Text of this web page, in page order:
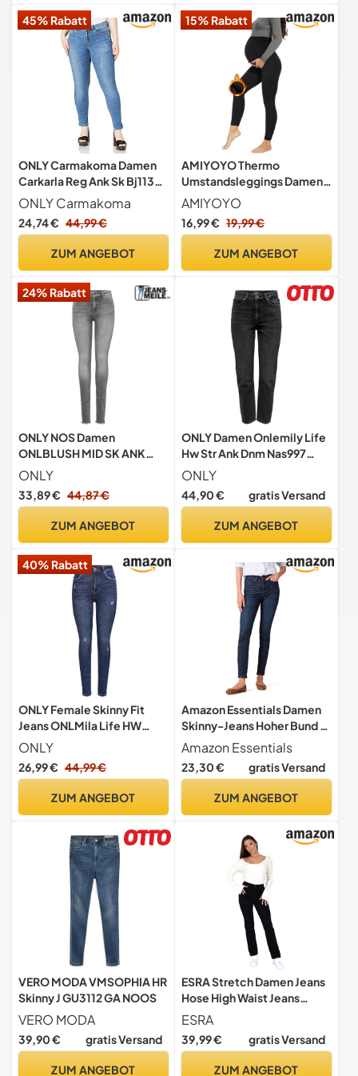
45% Rabatt
ONLY Carmakoma Damen
Carkarla Reg Ank Sk Bj11336
Noos Jeans, Medium Blue
Denim, 50 Große Größen EU
ONLY Carmakoma
24,74 € 44,99 €
ZUM ANGEBOT
15% Rabatt
AMIYOYO Thermo
Umstandsleggings Damen
Schwangerschaftsleggings
Schwarz
AMIYOYO
16,99 € 19,99 €
ZUM ANGEBOT
24% Rabatt
ONLY NOS Damen
ONLBLUSH MID SK ANK
RAW JNS REA0918 NOOS
Skinny Jeans, per Pack Grau
(Grey Denim Grey Denim),
M)
ONLY
33,89 € 44,87 €
ZUM ANGEBOT
ONLY Damen Onlemily Life
Hw Str Ank Dnm Nas997
Noos Jeans, Black Denim,
27W / 32L EU
ONLY
44,90 € gratis Versand
ZUM ANGEBOT
40% Rabatt
ONLY Female Skinny Fit
Jeans ONLMila Life HW
Ankle 29/30Dark Blue
Denim, 15209155
ONLY
26,99 € 44,99 €
ZUM ANGEBOT
Amazon Essentials Damen
Skinny-Jeans Hoher Bund -
Auslaufmodell, Dunkle
Waschung, 46
Amazon Essentials
23,30 € gratis Versand
ZUM ANGEBOT
VERO MODA VMSOPHIA HR
Skinny J GU3112 GA NOOS
VERO MODA
39,90 € gratis Versand
ZUM ANGEBOT
ESRA Stretch Damen Jeans
Hose High Waist Jeans
Damen Straight Leg Hose
bis Übergröße G300
ESRA
39,99 € gratis Versand
ZUM ANGEBOT